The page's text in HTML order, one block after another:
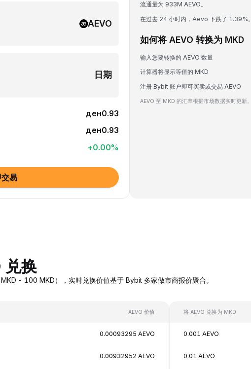
AEVO
日期
ден0.93
ден0.93
+0.00%
易
流通量为 933M AEVO。
在过去 24 小时内，Aevo 下跌了 1.39%。
如何将 AEVO 转换为 MKD
输入您要转换的 AEVO 数量
计算器将显示等值的 MKD
注册 Bybit 账户即可买卖或交易 AEVO
AEVO 至 MKD 的汇率根据市场数据实时更新。
兑换
- 100 MKD），实时兑换价值基于 Bybit 多家做市商报价聚合。
AEVO 价值
0.00093295 AEVO
0.00932952 AEVO
将 AEVO 兑换为 MKD
0.001 AEVO
0.01 AEVO